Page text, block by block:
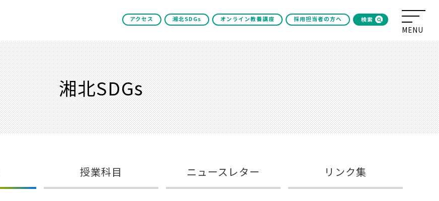
アクセス 湘北SDGs オンライン教養講座 採用担当者の方へ 検索
湘北SDGs
授業科目 ニュースレター リンク集